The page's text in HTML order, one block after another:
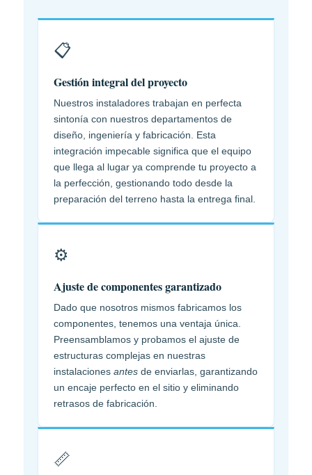
📋
Gestión integral del proyecto
Nuestros instaladores trabajan en perfecta
sintonía con nuestros departamentos de
diseño, ingeniería y fabricación. Esta
integración impecable significa que el equipo
que llega al lugar ya comprende tu proyecto a
la perfección, gestionando todo desde la
preparación del terreno hasta la entrega final.
⚙️
Ajuste de componentes garantizado
Dado que nosotros mismos fabricamos los
componentes, tenemos una ventaja única.
Preensamblamos y probamos el ajuste de
estructuras complejas en nuestras
instalaciones antesde enviarlas, garantizando
un encaje perfecto en el sitio y eliminando
retrasos de fabricación.
📏